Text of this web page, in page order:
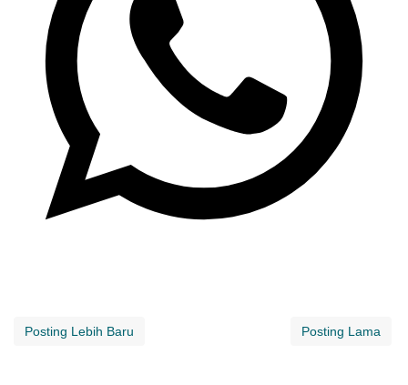
Posting Lebih Baru Posting Lama